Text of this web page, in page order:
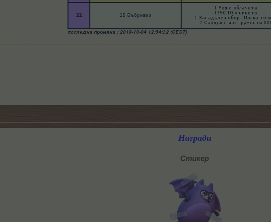
Награди
Стикер